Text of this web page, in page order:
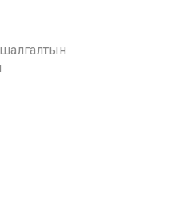
шалгалтын